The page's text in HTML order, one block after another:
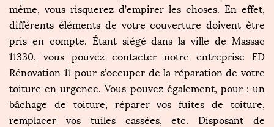
même, vous risquerez d’empirer les choses. En effet,
différents éléments de votre couverture doivent être
pris en compte. Étant siégé dans la ville de Massac
11330, vous pouvez contacter notre entreprise FD
Rénovation 11 pour s’occuper de la réparation de votre
toiture en urgence. Vous pouvez également, pour : un
bâchage de toiture, réparer vos fuites de toiture,
remplacer vos tuiles cassées, etc. Disposant de